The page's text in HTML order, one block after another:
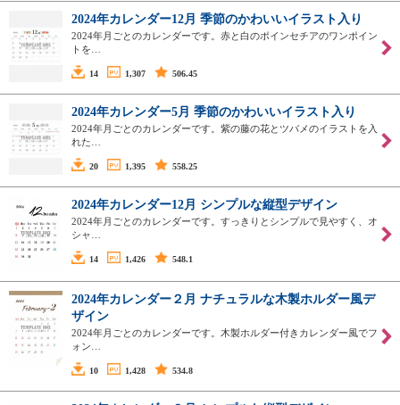
2024年カレンダー12月 季節のかわいいイラスト入り
2024年月ごとのカレンダーです。赤と白のポインセチアのワンポイン
トを…
14 1,307 506.45
2024年カレンダー5月 季節のかわいいイラスト入り
2024年月ごとのカレンダーです。紫の藤の花とツバメのイラストを入
れた…
20 1,395 558.25
2024年カレンダー12月 シンプルな縦型デザイン
2024年月ごとのカレンダーです。すっきりとシンプルで見やすく、オ
シャ…
14 1,426 548.1
2024年カレンダー２月 ナチュラルな木製ホルダー風デ
ザイン
2024年月ごとのカレンダーです。木製ホルダー付きカレンダー風でフ
ォン…
10 1,428 534.8